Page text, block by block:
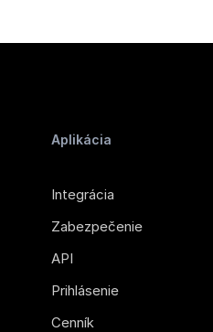
Aplikácia
Integrácia
Zabezpečenie
API
Prihlásenie
Cenník